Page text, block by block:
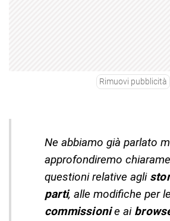
Rimuovi pubblicità
Ne abbiamo già parlato
approfondiremo
questioni relative agli
parti, alle modifiche per le
commissionie ai